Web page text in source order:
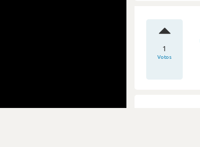
1
Votos